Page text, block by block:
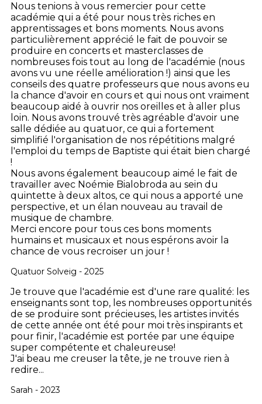
Nous tenions à vous remercier pour cette
académie qui a été pour nous très riches en
apprentissages et bons moments. Nous avons
particulièrement apprécié le fait de pouvoir se
produire en concerts et masterclasses de
nombreuses fois tout au long de l'académie (nous
avons vu une réelle amélioration !) ainsi que les
conseils des quatre professeurs que nous avons eu
la chance d'avoir en cours et qui nous ont vraiment
beaucoup aidé à ouvrir nos oreilles et à aller plus
loin. Nous avons trouvé très agréable d'avoir une
salle dédiée au quatuor, ce qui a fortement
simplifié l'organisation de nos répétitions malgré
l'emploi du temps de Baptiste qui était bien chargé
!
Nous avons également beaucoup aimé le fait de
travailler avec Noémie Bialobroda au sein du
quintette à deux altos, ce qui nous a apporté une
perspective, et un élan nouveau au travail de
musique de chambre.
Merci encore pour tous ces bons moments
humains et musicaux et nous espérons avoir la
chance de vous recroiser un jour !
Quatuor Solveig - 2025
Je trouve que l'académie est d'une rare qualité: les
enseignants sont top, les nombreuses opportunités
de se produire sont précieuses, les artistes invités
de cette année ont été pour moi très inspirants et
pour finir, l'académie est portée par une équipe
super compétente et chaleureuse!
J'ai beau me creuser la tête, je ne trouve rien à
redire...
Sarah - 2023